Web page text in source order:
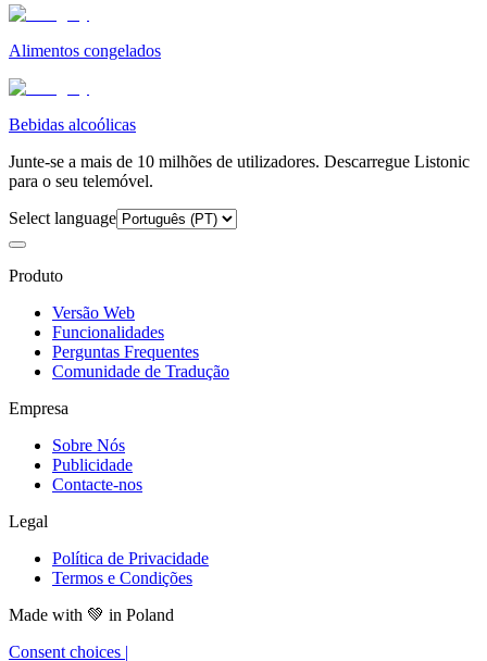
Alimentos congelados
Bebidas alcoólicas
Junte-se a mais de 10 milhões de utilizadores. Descarregue Listonic
para o seu telemóvel.
Select language
Produto
Versão Web
Funcionalidades
Perguntas Frequentes
Comunidade de Tradução
Empresa
Sobre Nós
Publicidade
Contacte-nos
Legal
Política de Privacidade
Termos e Condições
Made with 💚 in Poland
Consent choices |